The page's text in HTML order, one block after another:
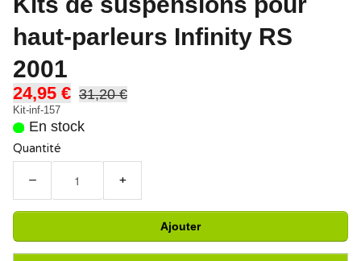
haut-parleurs Infinity RS
2001
24,95 € 31,20 €
Kit-inf-157
En stock
Quantité
− +
Ajouter